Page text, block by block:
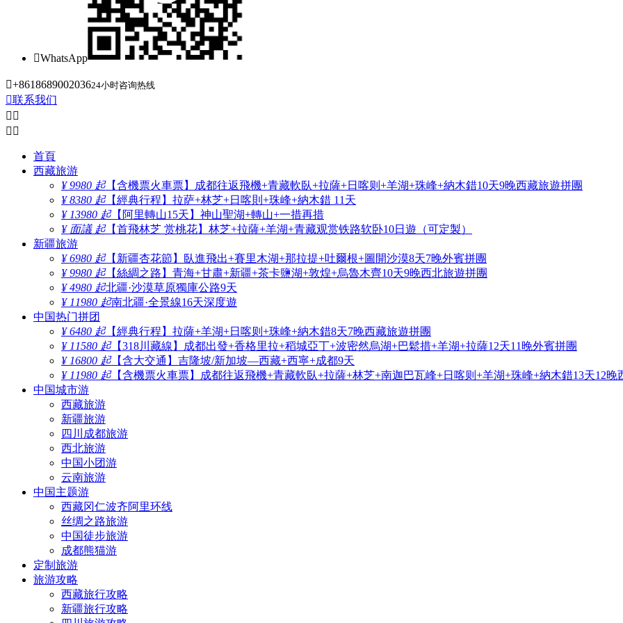
WhatsApp
+861868900203624小时咨询热线
联系我们
 
 
首頁
西藏旅游
¥ 9980 起【含機票火車票】成都往返飛機+青藏軟臥+拉薩+日喀则+羊湖+珠峰+納木錯10天9晚西藏旅遊拼團
¥ 8380 起【經典行程】拉萨+林芝+日喀則+珠峰+納木錯 11天
¥ 13980 起【阿里轉山15天】神山聖湖+轉山+一措再措
¥ 面議 起【首飛林芝 赏桃花】林芝+拉薩+羊湖+青藏观赏铁路软卧10日遊（可定製）
新疆旅游
¥ 6980 起【新疆杏花節】臥進飛出+賽里木湖+那拉提+吐爾根+圖開沙漠8天7晚外賓拼團
¥ 9980 起【絲綢之路】青海+甘肅+新疆+茶卡鹽湖+敦煌+烏魯木齊10天9晚西北旅遊拼團
¥ 4980 起北疆·沙漠草原獨庫公路9天
¥ 11980 起南北疆·全景線16天深度遊
中国热门拼团
¥ 6480 起【經典行程】拉薩+羊湖+日喀则+珠峰+納木錯8天7晚西藏旅遊拼團
¥ 11580 起【318川藏線】成都出發+香格里拉+稻城亞丁+波密然烏湖+巴鬆措+羊湖+拉薩12天11晚外賓拼團
¥ 16800 起【含大交通】吉隆坡/新加坡—西藏+西寧+成都9天
¥ 11980 起【含機票火車票】成都往返飛機+青藏軟臥+拉薩+林芝+南迦巴瓦峰+日喀则+羊湖+珠峰+納木錯13天12晚
中国城市游
西藏旅游
新疆旅游
四川成都旅游
西北旅游
中国小团游
云南旅游
中国主题游
西藏冈仁波齐阿里环线
丝绸之路旅游
中国徒步旅游
成都熊猫游
定制旅游
旅游攻略
西藏旅行攻略
新疆旅行攻略